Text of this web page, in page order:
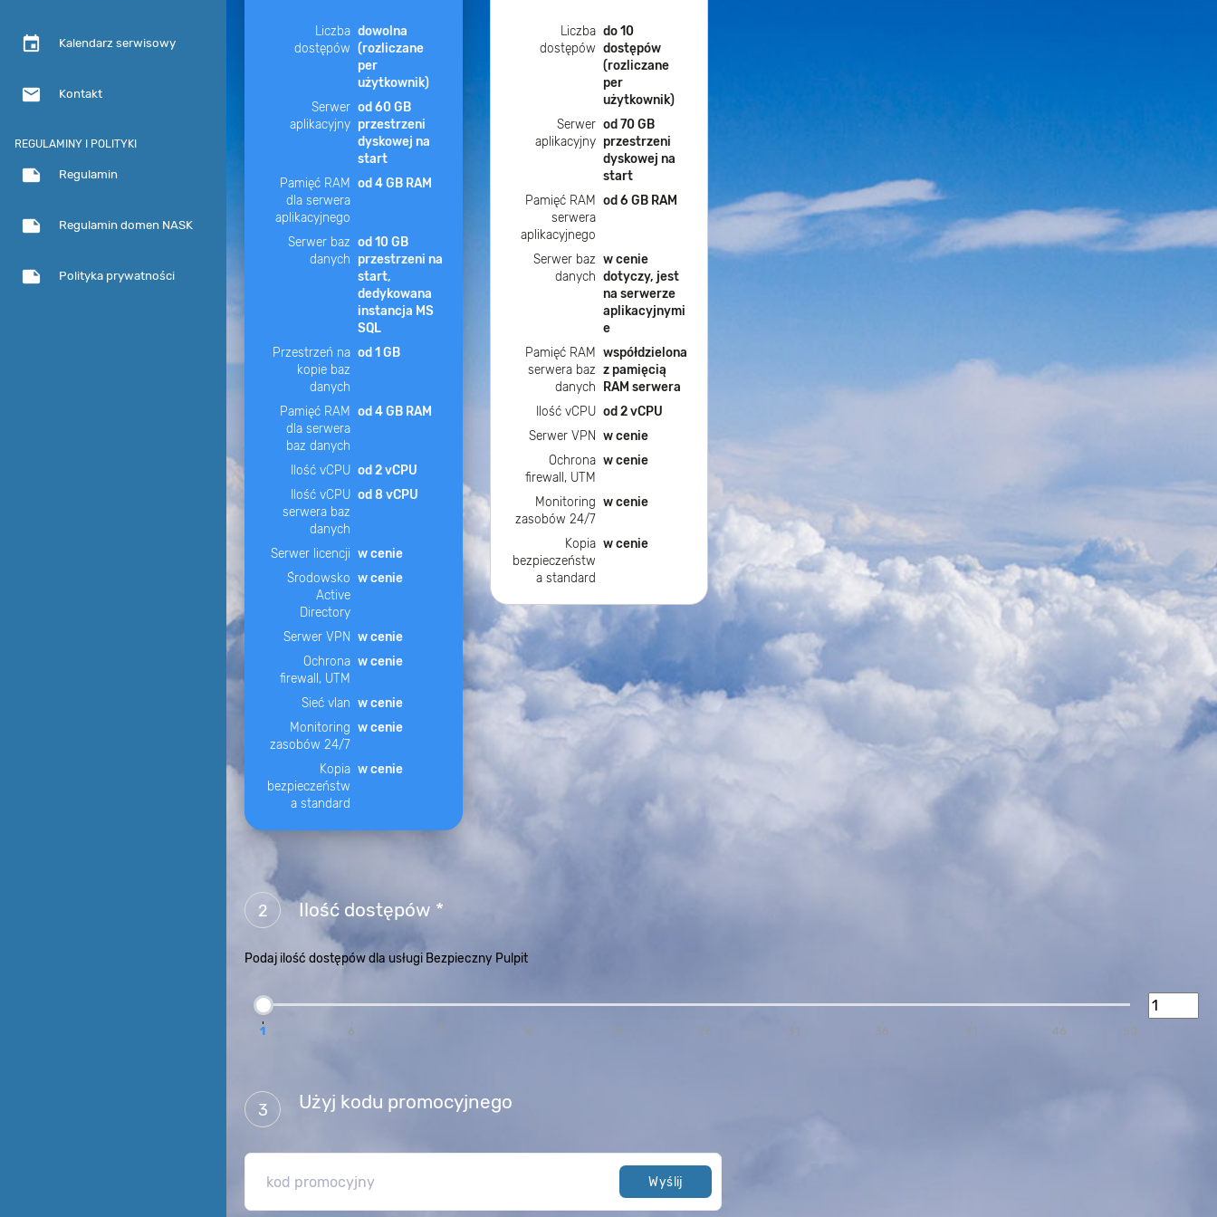
event Kalendarz serwisowy
email Kontakt
REGULAMINY I POLITYKI
note Regulamin
note Regulamin domen NASK
note Polityka prywatności
Liczba
dostępów
dowolna
(rozliczane
per
użytkownik)
Serwer
aplikacyjny
od 60 GB
przestrzeni
dyskowej na
start
Pamięć RAM
dla serwera
aplikacyjnego
od 4 GB RAM
Serwer baz
danych
od 10 GB
przestrzeni na
start,
dedykowana
instancja MS
SQL
Przestrzeń na
kopie baz
danych
od 1 GB
Pamięć RAM
dla serwera
baz danych
od 4 GB RAM
Ilość vCPU od 2 vCPU
Ilość vCPU
serwera baz
danych
od 8 vCPU
Serwer licencji w cenie
Środowsko
Active
Directory
w cenie
Serwer VPN w cenie
Ochrona
firewall, UTM
w cenie
Sieć vlan w cenie
Monitoring
zasobów 24/7
w cenie
Kopia
bezpieczeństw
a standard
w cenie
Liczba
dostępów
do 10
dostępów
(rozliczane
per
użytkownik)
Serwer
aplikacyjny
od 70 GB
przestrzeni
dyskowej na
start
Pamięć RAM
serwera
aplikacyjnego
od 6 GB RAM
Serwer baz
danych
w cenie
dotyczy, jest
na serwerze
aplikacyjnymi
e
Pamięć RAM
serwera baz
danych
współdzielona
z pamięcią
RAM serwera
Ilość vCPU od 2 vCPU
Serwer VPN w cenie
Ochrona
firewall, UTM
w cenie
Monitoring
zasobów 24/7
w cenie
Kopia
bezpieczeństw
a standard
w cenie
2 Ilość dostępów *
Podaj ilość dostępów dla usługi Bezpieczny Pulpit
1 6 11 16 21 26 31 36 41 46 50
3 Użyj kodu promocyjnego
Wyślij